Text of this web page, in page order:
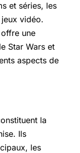
et séries, les
vidéo.
une
Star Wars et
aspects de
la
Ils
les